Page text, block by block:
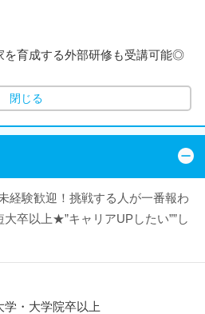
を育成する外部研修も受講可能◎
閉じる
経験歓迎！挑戦する人が一番報わ
卒以上★”キャリアUPしたい””し
・大学院卒以上